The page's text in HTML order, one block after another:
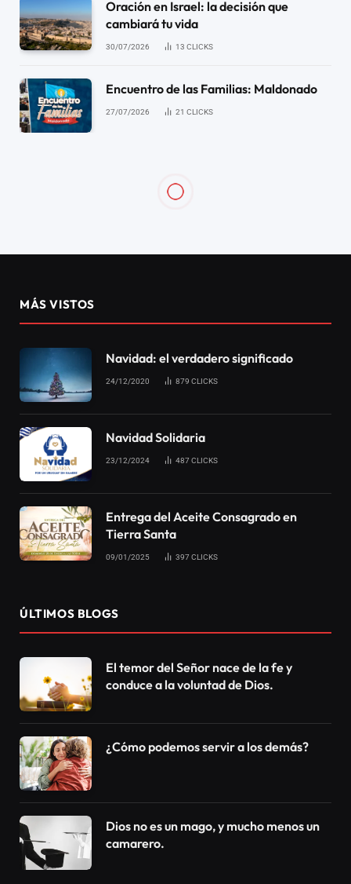
Oración en Israel: la decisión que
cambiará tu vida
30/07/2026 13 CLICKS
Encuentro de las Familias: Maldonado
27/07/2026 21 CLICKS
Terapia del Amor
Social
El pasado domingo 8 de noviembre, los auxiliares de
la Terapia del Amor y familia junto con la FJU
Rosedal del Prado, llevando a conocer, para las
Muchas fueron las personas que recibieron una
invitación para cuidar de su vida sentimental y
La Terapia del Amor y familia sucede todos los
jueves a las 15h o 20h en la Catedral de la Fe,
ubicada en Av. 18 de Julio 2025 esquina Pablo de
María. Invierta en su vida amorosa y familiar, y
usted verá los resultados, le esperamos este jueves.